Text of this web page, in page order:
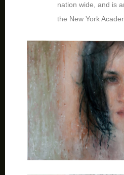
nation wide, and is
the New York